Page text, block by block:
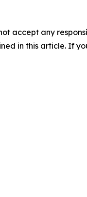
accept any
in this article. If